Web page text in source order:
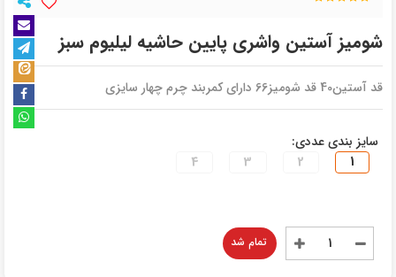
شومیز آستین واشری پایین حاشیه لیلیوم سبز
قد آستین40 قد شومیز66 دارای کمربند چرم چهار سایزی
سایز بندی عددی:
1
2
3
4
تمام شد